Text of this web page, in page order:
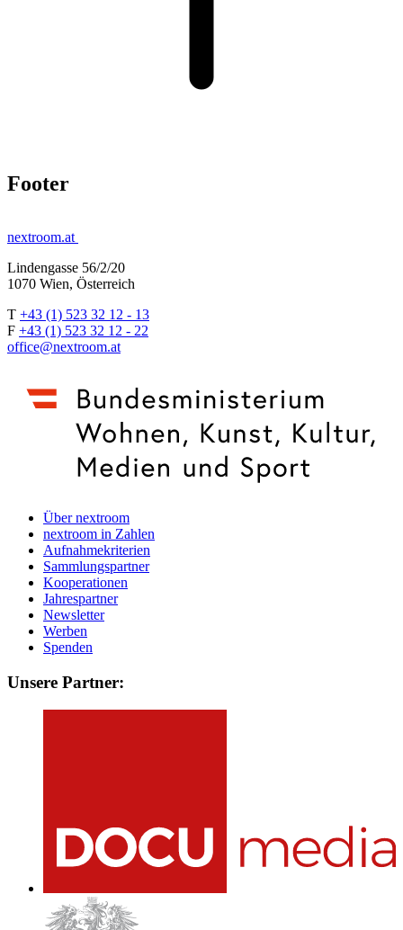
Footer
nextroom.at
Lindengasse 56/2/20
1070 Wien, Österreich
T +43 (1) 523 32 12 - 13
F +43 (1) 523 32 12 - 22
office@nextroom.at
Über nextroom
nextroom in Zahlen
Aufnahmekriterien
Sammlungspartner
Kooperationen
Jahrespartner
Newsletter
Werben
Spenden
Unsere Partner: